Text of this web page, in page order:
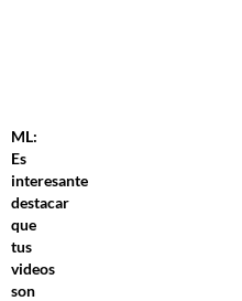
ML:
Es
interesante
destacar
que
tus
videos
son